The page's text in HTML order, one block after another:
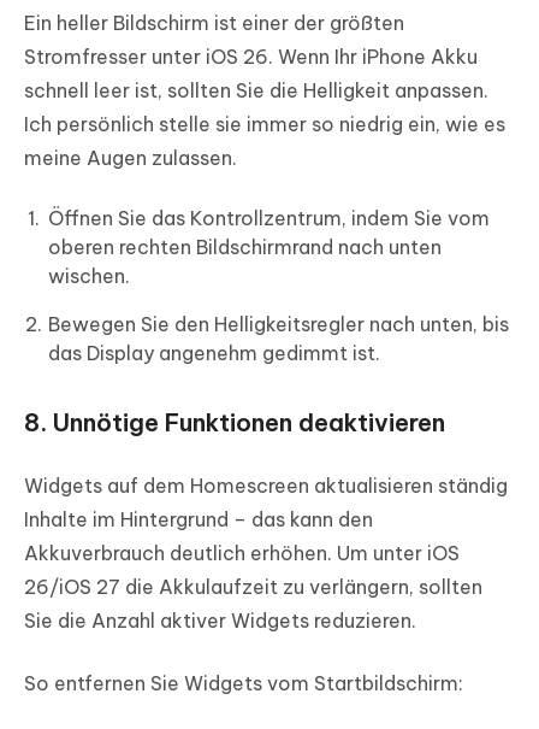
Ein heller Bildschirm ist einer der größten
Stromfresser unter iOS 26. Wenn Ihr iPhone Akku
schnell leer ist, sollten Sie die Helligkeit anpassen.
Ich persönlich stelle sie immer so niedrig ein, wie es
meine Augen zulassen.
Öffnen Sie das Kontrollzentrum, indem Sie vom
oberen rechten Bildschirmrand nach unten
wischen.
Bewegen Sie den Helligkeitsregler nach unten, bis
das Display angenehm gedimmt ist.
8. Unnötige Funktionen deaktivieren
Widgets auf dem Homescreen aktualisieren ständig
Inhalte im Hintergrund – das kann den
Akkuverbrauch deutlich erhöhen. Um unter iOS
26/iOS 27 die Akkulaufzeit zu verlängern, sollten
Sie die Anzahl aktiver Widgets reduzieren.
So entfernen Sie Widgets vom Startbildschirm: